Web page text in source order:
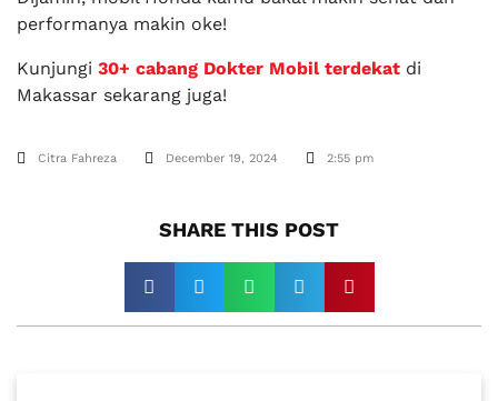
performanya makin oke!
Kunjungi 30+ cabang Dokter Mobil terdekat di
Makassar sekarang juga!
Citra Fahreza December 19, 2024 2:55 pm
SHARE THIS POST​